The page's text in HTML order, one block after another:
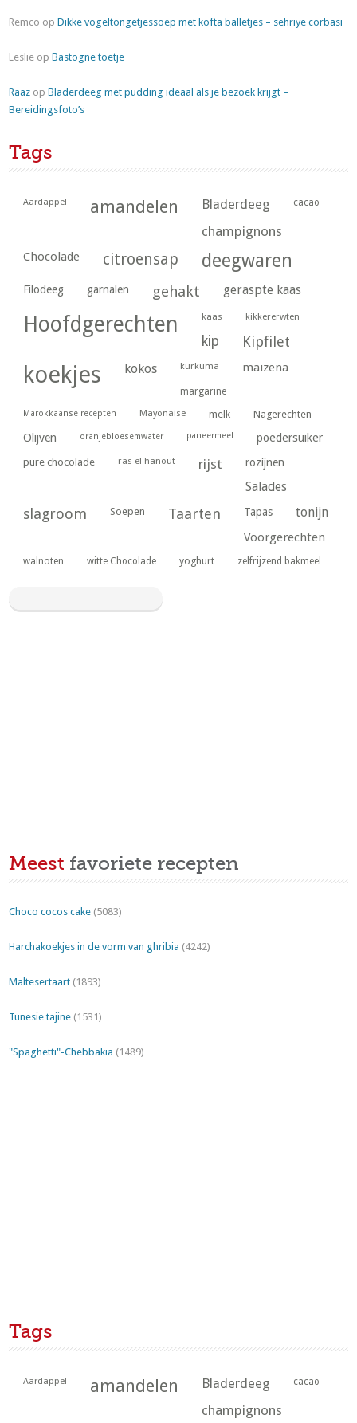
Remco opDikke vogeltongetjessoep met kofta balletjes – sehriye corbasi
Leslie opBastogne toetje
Raaz opBladerdeeg met pudding ideaal als je bezoek krijgt –
Bereidingsfoto’s
Tags
Aardappel amandelen Bladerdeeg cacao
champignons
Chocolade citroensap deegwaren
Filodeeg garnalen gehakt geraspte kaas
Hoofdgerechten kaas kikkererwten
kip Kipfilet
koekjes kokos kurkuma maizena
margarine
Marokkaanse recepten Mayonaise melk Nagerechten
Olijven oranjebloesemwater paneermeel poedersuiker
pure chocolade ras el hanout rijst rozijnen
Salades
slagroom Soepen Taarten Tapas tonijn
Voorgerechten
walnoten witte Chocolade yoghurt zelfrijzend bakmeel
Meest favoriete recepten
Choco cocos cake (5083)
Harchakoekjes in de vorm van ghribia (4242)
Maltesertaart (1893)
Tunesie tajine (1531)
"Spaghetti"-Chebbakia (1489)
Tags
Aardappel amandelen Bladerdeeg cacao
champignons